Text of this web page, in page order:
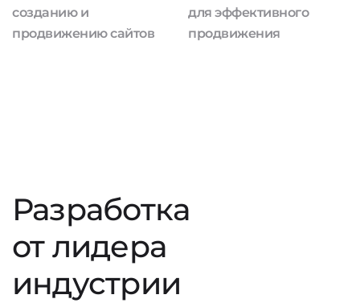
созданию и
продвижению сайтов
для эффективного
продвижения
Разработка
от лидера
индустрии